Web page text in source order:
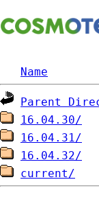
Name
Parent
16.04.30/
16.04.31/
16.04.32/
current/